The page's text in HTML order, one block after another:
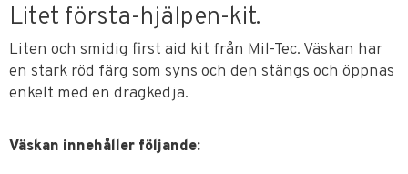
Litet första-hjälpen-kit.
Liten och smidig first aid kit från Mil-Tec. Väskan har
en stark röd färg som syns och den stängs och öppnas
enkelt med en dragkedja.
Väskan innehåller följande: